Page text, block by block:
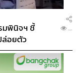
มพินิจฯ ชี้
ล่อยตัว
...